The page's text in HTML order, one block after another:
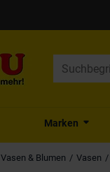
Marken
Vasen & Blumen Vasen